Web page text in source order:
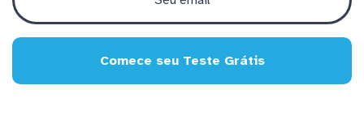
Comece seu Teste Grátis